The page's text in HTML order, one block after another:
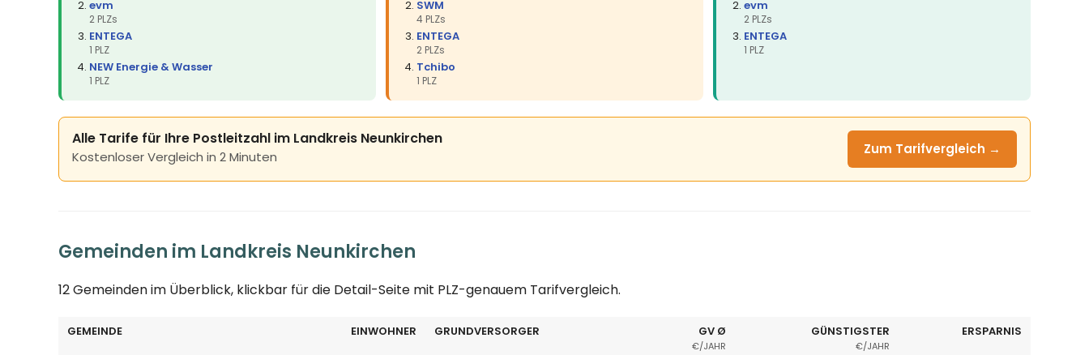
evm
2 PLZs
ENTEGA
1 PLZ
NEW Energie & Wasser
1 PLZ
SWM
4 PLZs
ENTEGA
2 PLZs
Tchibo
1 PLZ
evm
2 PLZs
ENTEGA
1 PLZ
Alle Tarife für Ihre Postleitzahl im Landkreis Neunkirchen
Kostenloser Vergleich in 2 Minuten Zum Tarifvergleich →
Gemeinden im Landkreis Neunkirchen
12 Gemeinden im Überblick, klickbar für die Detail-Seite mit PLZ-genauem Tarifvergleich.
GEMEINDE EINWOHNER GRUNDVERSORGER GV Ø
€/JAHR
GÜNSTIGSTER
€/JAHR
ERSPARNIS